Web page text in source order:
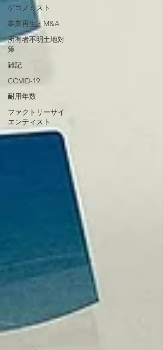
ゲコノミスト
事業再生・M&A
所有者不明土地対
策
雑記
COVID-19
耐用年数
ファクトリーサイ
エンティスト
IoTとDX